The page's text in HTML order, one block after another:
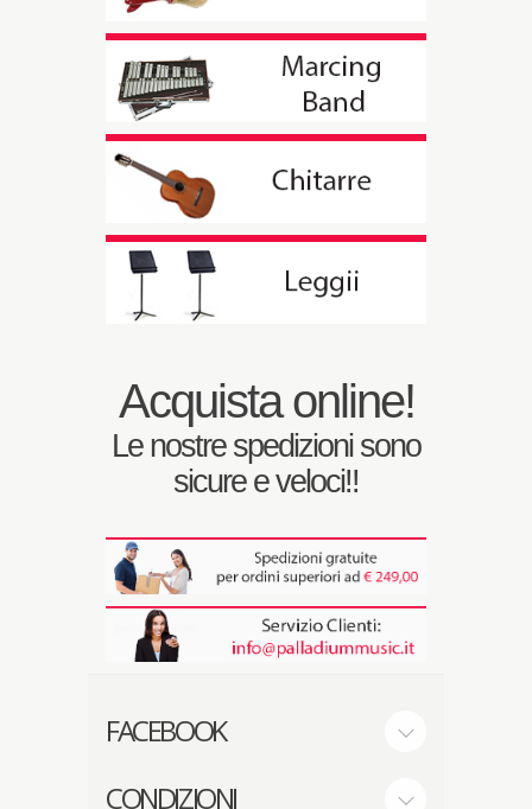
Acquista online!
Le nostre spedizioni sono
sicure e veloci!!
FACEBOOK
CONDIZIONI